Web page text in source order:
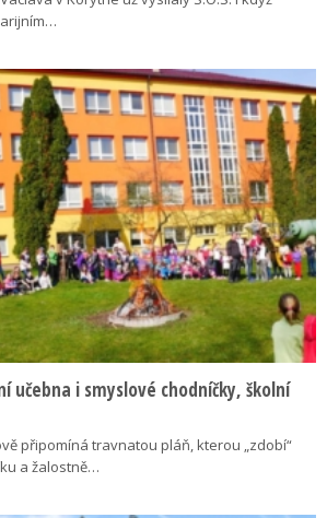
i smyslové chodníčky, školní
připomíná travnatou pláň, kterou „zdobí“
a žalostně…